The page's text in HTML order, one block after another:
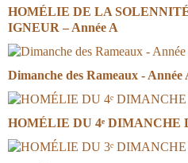
HOMÉLIE DE LA
IGNEUR – Année A
Dimanche des Rameaux - Année
HOMÉLIE DU 4ᵉ DIMANCHE